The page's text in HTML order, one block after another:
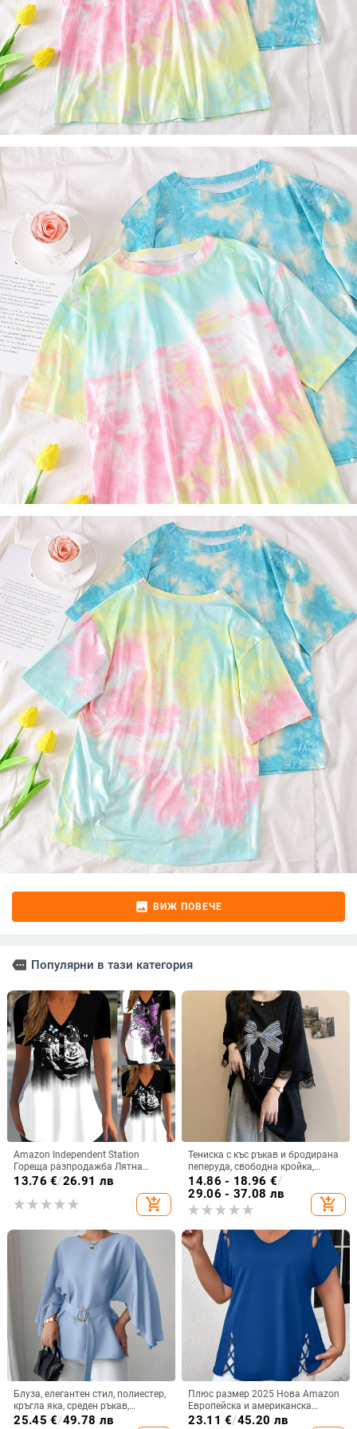
image ВИЖ ПОВЕЧЕ
more Популярни в тази категория
Amazon Independent Station
Гореща разпродажба Лятна
дамска тениска с къс ръкав,
деколте, ежедневна тениска с къс
13.76 €/26.91 лв
add_shopping_cart
Тениска с къс ръкав и бродирана
пеперуда, свободна кройка,
полиестерна тъкан, 90–95%
полиестер, кръгло деколте
14.86 - 18.96 €/
29.06 - 37.08 лв
add_shopping_cart
Блуза, елегантен стил, полиестер,
кръгла яка, среден ръкав,
тромпет ръкав
25.45 €/49.78 лв
Плюс размер 2025 Нова Amazon
Европейска и американска
трансгранична дамска лятна
23.11 €/45.20 лв